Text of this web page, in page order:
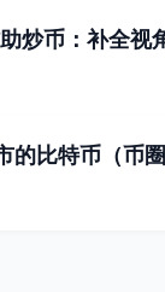
炒币：补全视
比特币（币